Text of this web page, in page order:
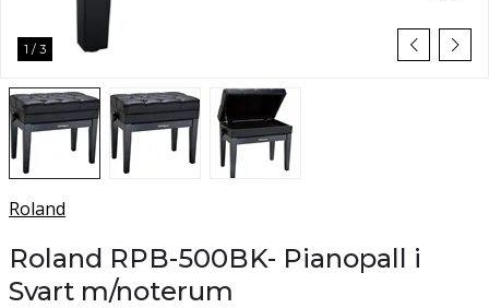
1 / 3
Roland
Roland RPB-500BK- Pianopall i
Svart m/noterum